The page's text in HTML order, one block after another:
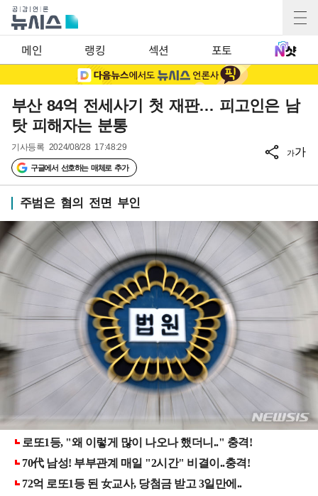
메인 랭킹 섹션 포토
부산 84억 전세사기 첫 재판… 피고인은 남
탓 피해자는 분통
기사등록 2024/08/28 17:48:29
구글에서 선호하는 매체로 추가
가가
주범은 혐의 전면 부인